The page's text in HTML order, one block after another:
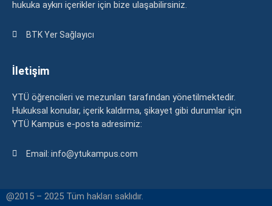
hukuka aykırı içerikler için bize ulaşabilirsiniz.
BTK Yer Sağlayıcı
İletişim
YTÜ öğrencileri ve mezunları tarafından yönetilmektedir.
Hukuksal konular, içerik kaldırma, şikayet gibi durumlar için
YTÜ Kampüs e-posta adresimiz:
Email: info@ytukampus.com
@2015 – 2025 Tüm hakları saklıdır.